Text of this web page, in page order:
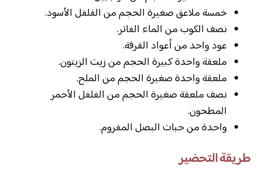
خمسة ملاعق صغيرة الحجم من الفلفل الأسود.
نصف الكوب من الماء الفاتر.
عود واحد من أعواد القرفة.
ملعقة واحدة كبيرة الحجم من زيت الزيتون.
ملعقة واحدة صغيرة الحجم من الملح.
نصف ملعقة صغيرة الحجم من الفلفل الأحمر
المطحون.
واحدة من حبات البصل المفروم.
طريقة التحضير